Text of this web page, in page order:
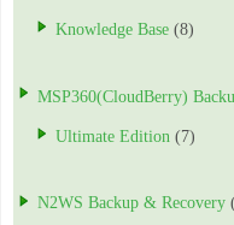
Knowledge Base (8)
MSP360(CloudBerry)
Ultimate Edition (7)
N2WS Backup & Recovery